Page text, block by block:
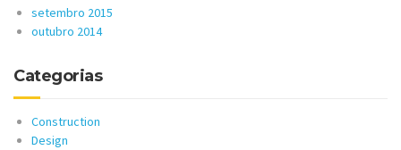
setembro 2015
outubro 2014
Categorias
Construction
Design